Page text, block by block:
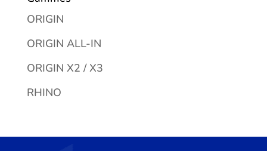
ORIGIN
ORIGIN ALL-IN
ORIGIN X2 / X3
RHINO